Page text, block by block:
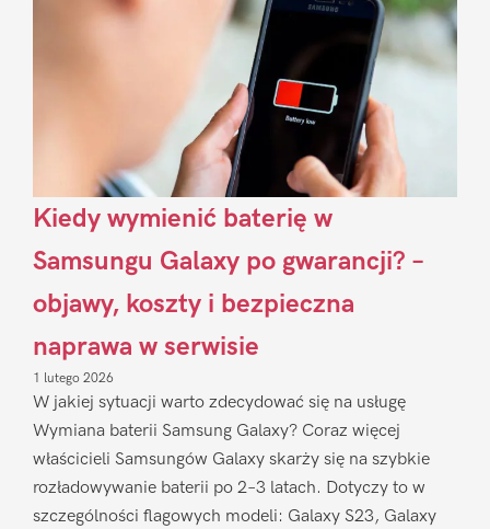
Kiedy wymienić baterię w
Samsungu Galaxy po gwarancji? –
objawy, koszty i bezpieczna
naprawa w serwisie
1 lutego 2026
W jakiej sytuacji warto zdecydować się na usługę
Wymiana baterii Samsung Galaxy? Coraz więcej
właścicieli Samsungów Galaxy skarży się na szybkie
rozładowywanie baterii po 2–3 latach. Dotyczy to w
szczególności flagowych modeli: Galaxy S23, Galaxy